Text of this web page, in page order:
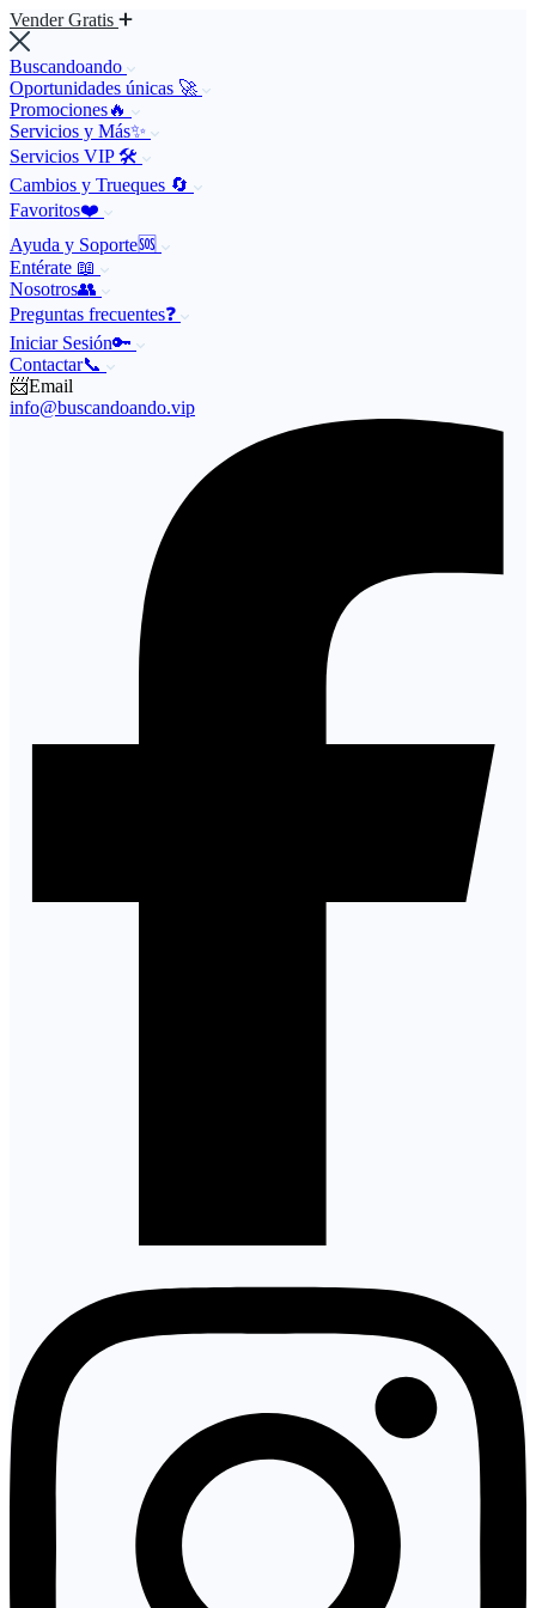
Vender Gratis
Buscandoando
Oportunidades únicas 🚀
Promociones🔥
Servicios y Más✨
Servicios VIP 🛠️
Cambios y Trueques 🔄
Favoritos❤️
Ayuda y Soporte🆘
Entérate 📖
Nosotros👥
Preguntas frecuentes❓
Iniciar Sesión🔑
Contactar📞
📨Email
info@buscandoando.vip